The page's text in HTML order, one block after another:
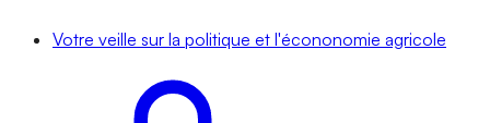
Votre veille sur la politique et l'écononomie agricole